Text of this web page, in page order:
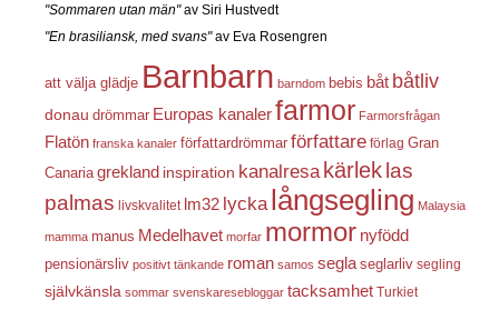
"Sommaren utan män"av Siri Hustvedt
"En brasiliansk, med svans"av Eva Rosengren
att välja glädje Barnbarn barndom bebis båt båtliv
donau drömmar Europas kanalerfarmor Farmorsfrågan
Flatön franska kanaler författardrömmar författare förlag Gran
Canaria grekland inspiration kanalresa kärleklas
palmas livskvalitet lm32 lycka långsegling Malaysia
mamma manus Medelhavet morfar mormor nyfödd
pensionärsliv positivt tänkande roman samos segla seglarliv segling
självkänsla sommar svenskaresebloggar tacksamhet Turkiet